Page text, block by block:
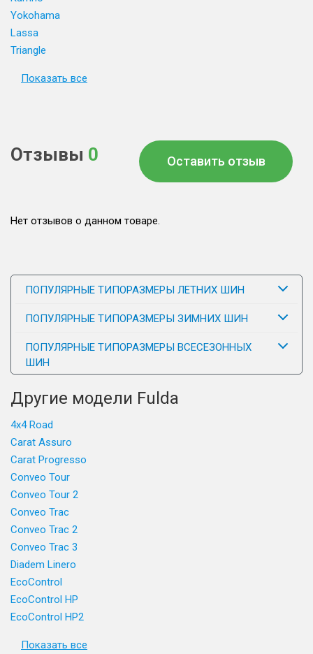
Yokohama
Lassa
Triangle
Показать все
Отзывы 0 Оставить отзыв
Нет отзывов о данном товаре.
ПОПУЛЯРНЫЕ ТИПОРАЗМЕРЫ ЛЕТНИХ ШИН
ПОПУЛЯРНЫЕ ТИПОРАЗМЕРЫ ЗИМНИХ ШИН
ПОПУЛЯРНЫЕ ТИПОРАЗМЕРЫ ВСЕСЕЗОННЫХ
ШИН
Другие модели Fulda
4x4 Road
Carat Assuro
Carat Progresso
Conveo Tour
Conveo Tour 2
Conveo Trac
Conveo Trac 2
Conveo Trac 3
Diadem Linero
EcoControl
EcoControl HP
EcoControl HP2
Показать все